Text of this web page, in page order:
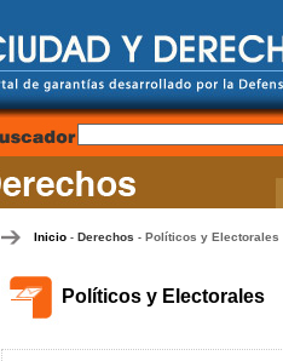
Inicio- Derechos - Políticos y Electorales
Políticos y Electorales